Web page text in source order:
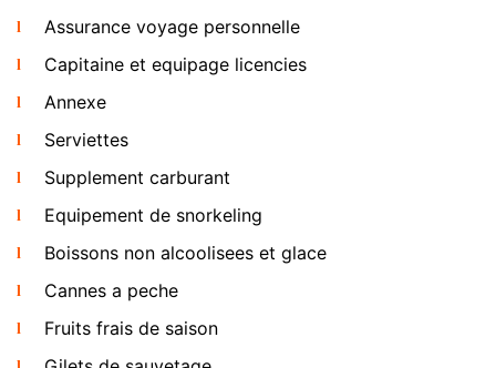
Le bateau est arme par un capitaine licencie et un
second experimente. L'equipement de snorkeling, les
cannes a peche, les boissons et la glace sont inclus
vous pouvez ajouter un dejeuner buffet thai
traditionnel (฿850/personne) ou un dejeuner de fruits
boissons apportees sont les bienvenues - l'equipage
servira votre propre alcool moyennant des frais de
service de ฿300.
Assurance voyage personnelle
Capitaine et equipage licencies
Annexe
Serviettes
Supplement carburant
Equipement de snorkeling
Boissons non alcoolisees et glace
Cannes a peche
Fruits frais de saison